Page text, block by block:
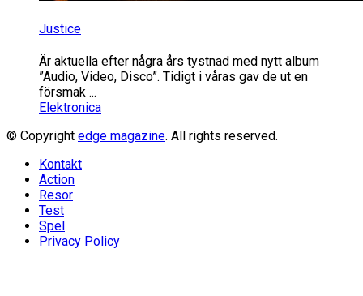
Justice
Är aktuella efter några års tystnad med nytt album
”Audio, Video, Disco”. Tidigt i våras gav de ut en
försmak ...
Elektronica
© Copyright edge magazine. All rights reserved.
Kontakt
Action
Resor
Test
Spel
Privacy Policy